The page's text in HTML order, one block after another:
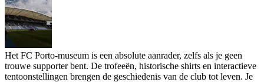
Het FC Porto-museum is een absolute aanrader, zelfs als je geen
trouwe supporter bent. De trofeeën, historische shirts en interactieve
tentoonstellingen brengen de geschiedenis van de club tot leven. Je